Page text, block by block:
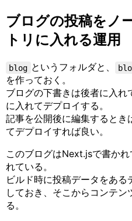
ブログの投稿をノ
トリに入れる運用
blog というフォルダと、
を作っておく。
ブログの下書きは後者に入
に入れてデプロイする。
記事を公開後に編集するとき
てデプロイすれば良い。
このブログはNext.jsで書か
れている。
ビルド時に投稿データをあ
しておき、そこからコンテ
る。